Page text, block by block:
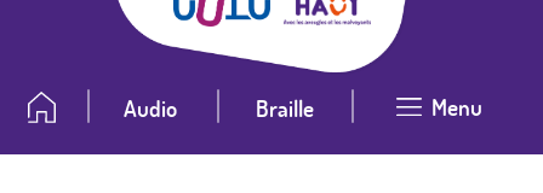
Audio Braille Menu